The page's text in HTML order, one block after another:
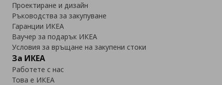
Проектиране и дизайн
Ръководства за закупуване
Гаранции ИКЕА
Ваучер за подарък ИКЕА
Условия за връщане на закупени стоки
За ИКЕА
Работете с нас
Това е ИКЕА